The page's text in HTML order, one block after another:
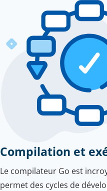
Compilation et
Le compilateur Go est
permet des cycles de